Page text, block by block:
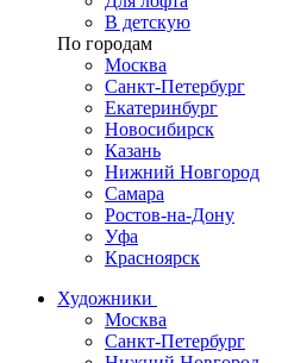
В детскую
По городам
Москва
Санкт-Петербург
Екатеринбург
Новосибирск
Казань
Нижний Новгород
Самара
Ростов-на-Дону
Уфа
Красноярск
Художники
Москва
Санкт-Петербург